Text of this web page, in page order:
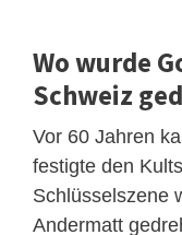
Wo wurde
Schweiz
Vor 60 Jahren
festigte den
Schlüsselszene
Andermatt